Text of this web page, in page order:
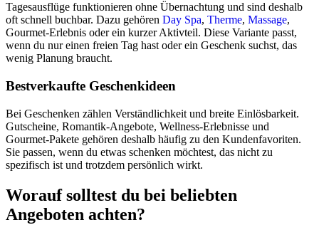
Tagesausflüge funktionieren ohne Übernachtung und sind deshalb
oft schnell buchbar. Dazu gehören Day Spa, Therme, Massage,
Gourmet-Erlebnis oder ein kurzer Aktivteil. Diese Variante passt,
wenn du nur einen freien Tag hast oder ein Geschenk suchst, das
wenig Planung braucht.
Bestverkaufte Geschenkideen
Bei Geschenken zählen Verständlichkeit und breite Einlösbarkeit.
Gutscheine, Romantik-Angebote, Wellness-Erlebnisse und
Gourmet-Pakete gehören deshalb häufig zu den Kundenfavoriten.
Sie passen, wenn du etwas schenken möchtest, das nicht zu
spezifisch ist und trotzdem persönlich wirkt.
Worauf solltest du bei beliebten
Angeboten achten?